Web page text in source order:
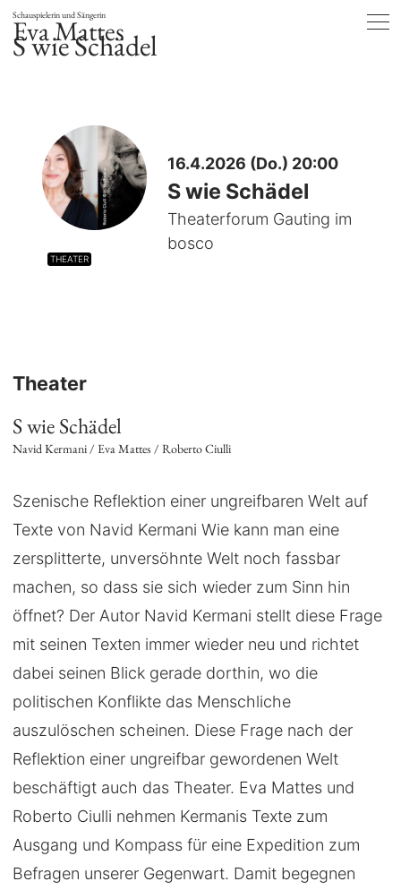
Schauspielerin und Sängerin
Eva Mattes
S wie Schädel
THEATER
16.4.2026 (Do.) 20:00
S wie Schädel
Theaterforum Gauting im
bosco
Theater
S wie Schädel
Navid Kermani / Eva Mattes / Roberto Ciulli
Szenische Reflektion einer ungreifbaren Welt auf
Texte von Navid Kermani Wie kann man eine
zersplitterte, unversöhnte Welt noch fassbar
machen, so dass sie sich wieder zum Sinn hin
öffnet? Der Autor Navid Kermani stellt diese Frage
mit seinen Texten immer wieder neu und richtet
dabei seinen Blick gerade dorthin, wo die
politischen Konflikte das Menschliche
auszulöschen scheinen. Diese Frage nach der
Reflektion einer ungreifbar gewordenen Welt
beschäftigt auch das Theater. Eva Mattes und
Roberto Ciulli nehmen Kermanis Texte zum
Ausgang und Kompass für eine Expedition zum
Befragen unserer Gegenwart. Damit begegnen